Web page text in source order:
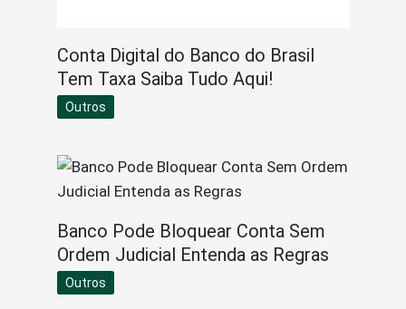
Conta Digital do Banco do Brasil
Tem Taxa Saiba Tudo Aqui!
Outros
Banco Pode Bloquear Conta Sem
Ordem Judicial Entenda as Regras
Outros